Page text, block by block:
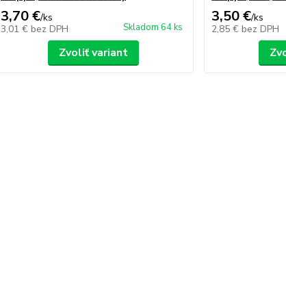
3,70 €/ks
3,01 € bez DPH Skladom 64 ks
Zvoliť variant
3,50 €/ks
2,85 € bez DPH